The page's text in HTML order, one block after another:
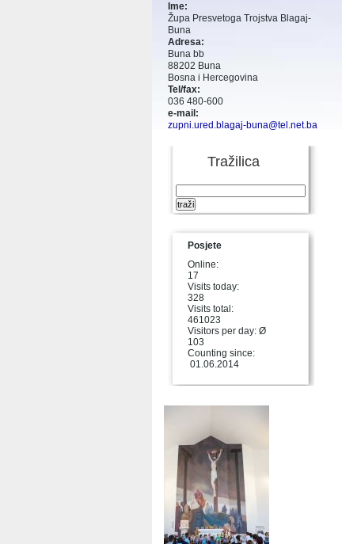
Ime:
Župa Presvetoga Trojstva Blagaj-
Buna
Adresa:
Buna bb
88202 Buna
Bosna i Hercegovina
Tel/fax:
036 480-600
e-mail:
zupni.ured.blagaj-buna@tel.net.ba
Tražilica
Posjete
Online:
17
Visits today:
328
Visits total:
461023
Visitors per day: Ø
103
Counting since:
01.06.2014